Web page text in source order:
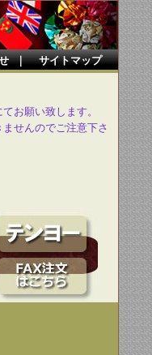
｜ サイトマップ
お願い致します。
せんのでご注意下さ